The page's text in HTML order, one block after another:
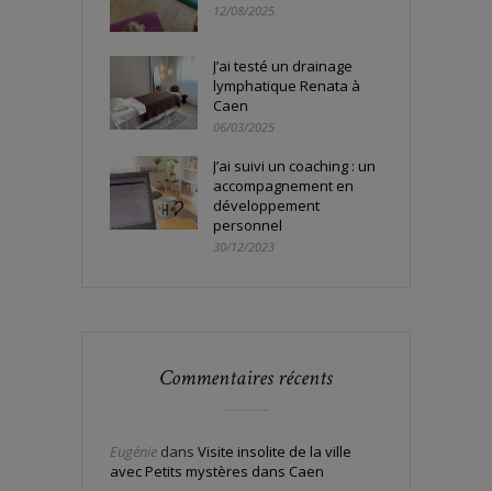
12/08/2025
J’ai testé un drainage
lymphatique Renata à
Caen
06/03/2025
J’ai suivi un coaching : un
accompagnement en
développement
personnel
30/12/2023
Commentaires récents
Eugénie dans Visite insolite de la ville
avec Petits mystères dans Caen